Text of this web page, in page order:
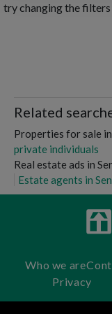
try changing the
Related
Properties for sale
private individuals
Real estate ads in
Estate agents in
Who we are
Privacy